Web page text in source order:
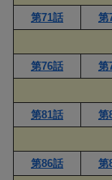
第71話
第
第76話
第
第81話
第
第86話
第